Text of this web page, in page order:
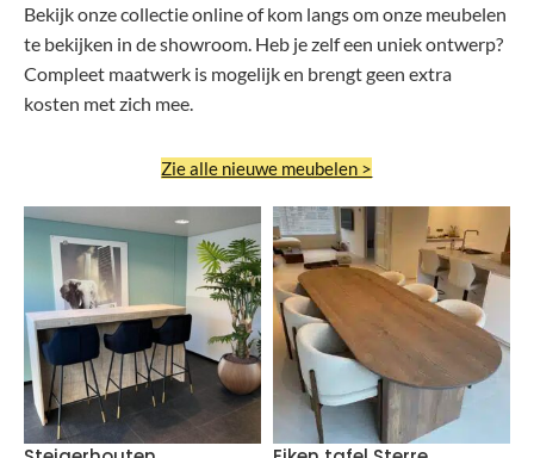
Bekijk onze collectie online of kom langs om onze meubelen
te bekijken in de showroom. Heb je zelf een uniek ontwerp?
Compleet maatwerk is mogelijk en brengt geen extra
kosten met zich mee.
Zie alle nieuwe meubelen >